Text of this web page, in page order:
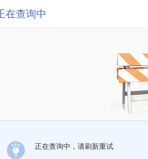
在查询中
正在查询中，请刷新重试